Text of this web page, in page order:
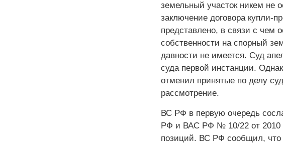
земельный участок никем не
заключение договора купли-
представлено, в связи с чем
собственности на спорный
давности не имеется. Суд
суда первой инстанции.
отменил принятые по делу
рассмотрение.
ВС РФ в первую очередь
РФ и ВАС РФ № 10/22 от 2010
позиций. ВС РФ сообщил, что